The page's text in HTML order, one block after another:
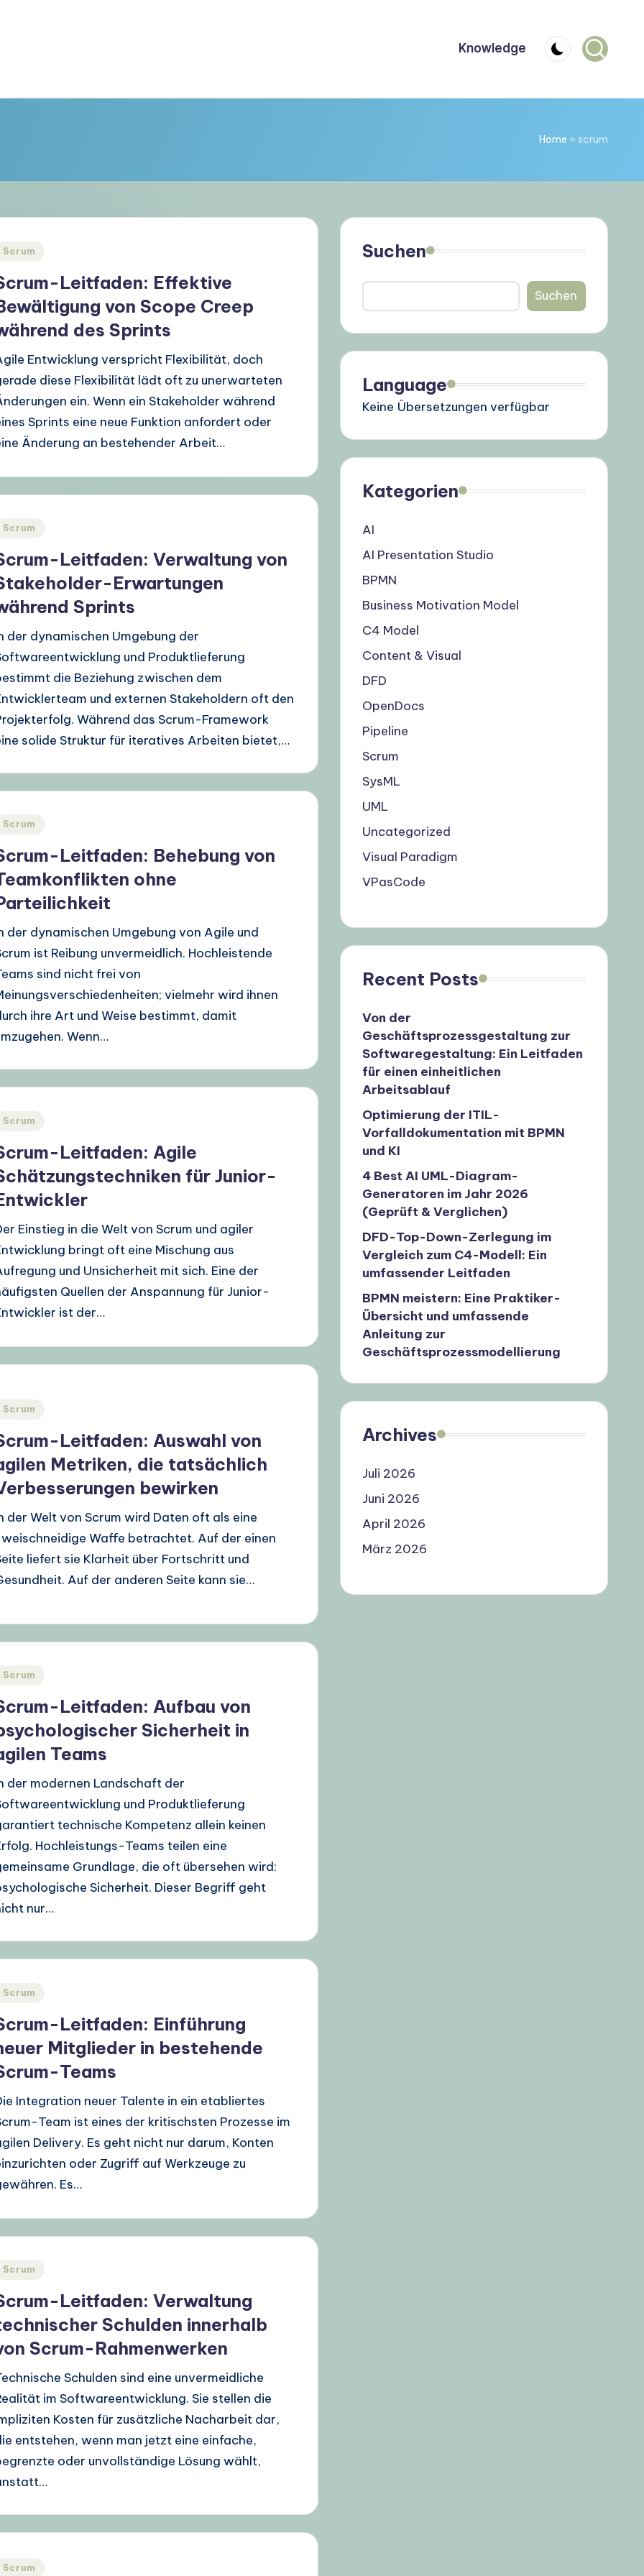
Knowledge
Home » scrum
Scrum
Leitfaden: Effektive
von Scope Creep
des Sprints
Entwicklung verspricht Flexibilität, doch
diese Flexibilität lädt oft zu unerwarteten
ein. Wenn ein Stakeholder während
Sprints eine neue Funktion anfordert oder
Änderung an bestehender Arbeit…
Scrum
Leitfaden: Verwaltung von
Erwartungen
Sprints
der dynamischen Umgebung der
und Produktlieferung
die Beziehung zwischen dem
und externen Stakeholdern oft den
Während das Scrum-Framework
solide Struktur für iteratives Arbeiten bietet,…
Scrum
Leitfaden: Behebung von
ohne
der dynamischen Umgebung von Agile und
ist Reibung unvermeidlich. Hochleistende
sind nicht frei von
vielmehr wird ihnen
ihre Art und Weise bestimmt, damit
Wenn…
Scrum
Leitfaden: Agile
für Junior-
Einstieg in die Welt von Scrum und agiler
bringt oft eine Mischung aus
und Unsicherheit mit sich. Eine der
Quellen der Anspannung für Junior-
ist der…
Scrum
Leitfaden: Auswahl von
Metriken, die tatsächlich
bewirken
der Welt von Scrum wird Daten oft als eine
Waffe betrachtet. Auf der einen
liefert sie Klarheit über Fortschritt und
Auf der anderen Seite kann sie…
Scrum
Leitfaden: Aufbau von
Sicherheit in
Teams
der modernen Landschaft der
und Produktlieferung
technische Kompetenz allein keinen
Hochleistungs-Teams teilen eine
Grundlage, die oft übersehen wird:
Sicherheit. Dieser Begriff geht
nur…
Scrum
Leitfaden: Einführung
Mitglieder in bestehende
Teams
Integration neuer Talente in ein etabliertes
Team ist eines der kritischsten Prozesse im
Delivery. Es geht nicht nur darum, Konten
oder Zugriff auf Werkzeuge zu
Es…
Scrum
Leitfaden: Verwaltung
Schulden innerhalb
Scrum-Rahmenwerken
Schulden sind eine unvermeidliche
im Softwareentwicklung. Sie stellen die
Kosten für zusätzliche Nacharbeit dar,
entstehen, wenn man jetzt eine einfache,
oder unvollständige Lösung wählt,
Scrum
Suchen
Suchen
Language
Keine Übersetzungen verfügbar
Kategorien
AI
AI Presentation Studio
BPMN
Business Motivation Model
C4 Model
Content & Visual
DFD
OpenDocs
Pipeline
Scrum
SysML
UML
Uncategorized
Visual Paradigm
VPasCode
Recent Posts
Von der
Geschäftsprozessgestaltung zur
Softwaregestaltung: Ein Leitfaden
für einen einheitlichen
Arbeitsablauf
Optimierung der ITIL-
Vorfalldokumentation mit BPMN
und KI
4 Best AI UML-Diagram-
Generatoren im Jahr 2026
(Geprüft & Verglichen)
DFD-Top-Down-Zerlegung im
Vergleich zum C4-Modell: Ein
umfassender Leitfaden
BPMN meistern: Eine Praktiker-
Übersicht und umfassende
Anleitung zur
Geschäftsprozessmodellierung
Archives
Juli 2026
Juni 2026
April 2026
März 2026